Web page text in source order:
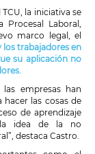
la iniciativa se
Procesal Laboral,
marco legal, el
los trabajadores en
su aplicación no
empresas han
las cosas de
de aprendizaje
idea de la no
destaca Castro.